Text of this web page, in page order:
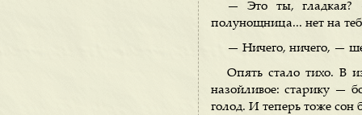
— Это ты, гладкая?
полунощница... нет на
— Ничего, ничего, —
Опять стало тихо. В
назойливое: старику —
голод. И теперь тоже сон